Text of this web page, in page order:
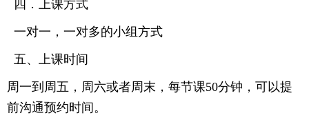
四．上课方式
一对一，一对多的小组方式
五、上课时间
周一到周五，周六或者周末，每节课50分钟，可以提
前沟通预约时间。